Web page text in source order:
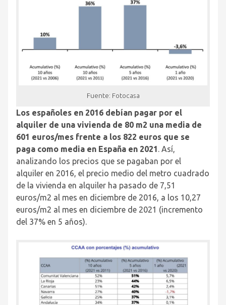
Fuente: Fotocasa
Los españoles en 2016 debían pagar por el
alquiler de una vivienda de 80 m2 una media de
601 euros/mes frente a los 822 euros que se
paga como media en España en 2021. Así,
analizando los precios que se pagaban por el
alquiler en 2016, el precio medio del metro cuadrado
de la vivienda en alquiler ha pasado de 7,51
euros/m2 al mes en diciembre de 2016, a los 10,27
euros/m2 al mes en diciembre de 2021 (incremento
del 37% en 5 años).